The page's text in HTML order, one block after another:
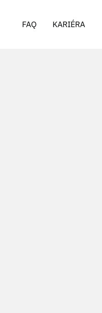
FAQ KARIÉRA